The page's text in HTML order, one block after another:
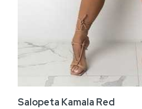
Salopeta Kamala Red